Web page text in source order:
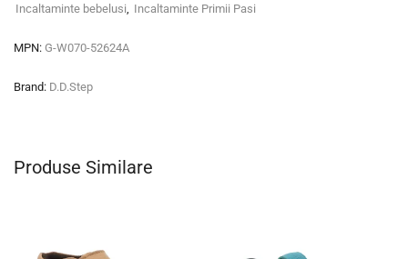
Incaltaminte bebelusi
Incaltaminte Primii Pasi
MPN: G-W070-52624A
Brand: D.D.Step
Produse Similare